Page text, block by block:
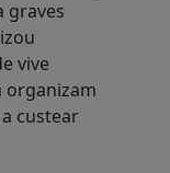
graves
vive
organizam
custear